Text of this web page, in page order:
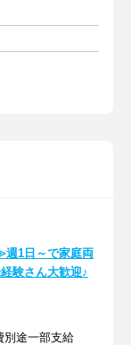
週1日～で家庭両
験さん大歓迎♪
別途一部支給